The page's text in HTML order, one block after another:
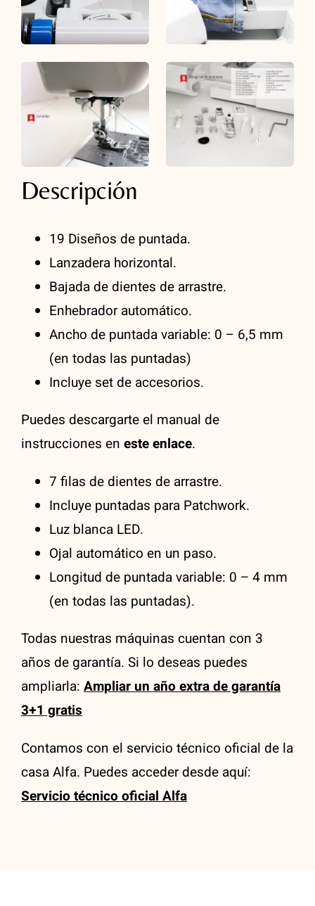
Descripción
19 Diseños de puntada.
Lanzadera horizontal.
Bajada de dientes de arrastre.
Enhebrador automático.
Ancho de puntada variable: 0 – 6,5 mm
(en todas las puntadas)
Incluye set de accesorios.
Puedes descargarte el manual de
instrucciones en este enlace.
7 filas de dientes de arrastre.
Incluye puntadas para Patchwork.
Luz blanca LED.
Ojal automático en un paso.
Longitud de puntada variable: 0 – 4 mm
(en todas las puntadas).
Todas nuestras máquinas cuentan con 3
años de garantía. Si lo deseas puedes
ampliarla: Ampliar un año extra de garantía
3+1 gratis
Contamos con el servicio técnico oficial de la
casa Alfa. Puedes acceder desde aquí:
Servicio técnico oficial Alfa